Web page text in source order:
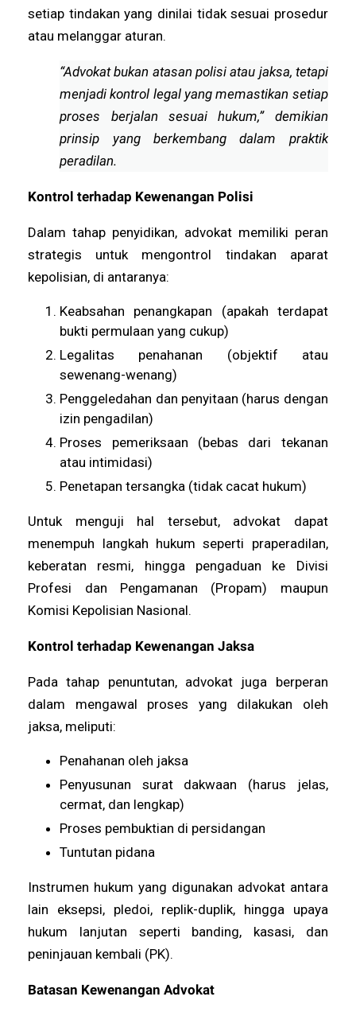
setiap tindakan yang dinilai tidak sesuai prosedur
atau melanggar aturan.
“Advokat bukan atasan polisi atau jaksa, tetapi
menjadi kontrol legal yang memastikan setiap
proses berjalan sesuai hukum,” demikian
prinsip yang berkembang dalam praktik
peradilan.
Kontrol terhadap Kewenangan Polisi
Dalam tahap penyidikan, advokat memiliki peran
strategis untuk mengontrol tindakan aparat
kepolisian, di antaranya:
Keabsahan penangkapan (apakah terdapat
bukti permulaan yang cukup)
Legalitas penahanan (objektif atau
sewenang-wenang)
Penggeledahan dan penyitaan (harus dengan
izin pengadilan)
Proses pemeriksaan (bebas dari tekanan
atau intimidasi)
Penetapan tersangka (tidak cacat hukum)
Untuk menguji hal tersebut, advokat dapat
menempuh langkah hukum seperti praperadilan,
keberatan resmi, hingga pengaduan ke Divisi
Profesi dan Pengamanan (Propam) maupun
Komisi Kepolisian Nasional.
Kontrol terhadap Kewenangan Jaksa
Pada tahap penuntutan, advokat juga berperan
dalam mengawal proses yang dilakukan oleh
jaksa, meliputi:
Penahanan oleh jaksa
Penyusunan surat dakwaan (harus jelas,
cermat, dan lengkap)
Proses pembuktian di persidangan
Tuntutan pidana
Instrumen hukum yang digunakan advokat antara
lain eksepsi, pledoi, replik-duplik, hingga upaya
hukum lanjutan seperti banding, kasasi, dan
peninjauan kembali (PK).
Batasan Kewenangan Advokat